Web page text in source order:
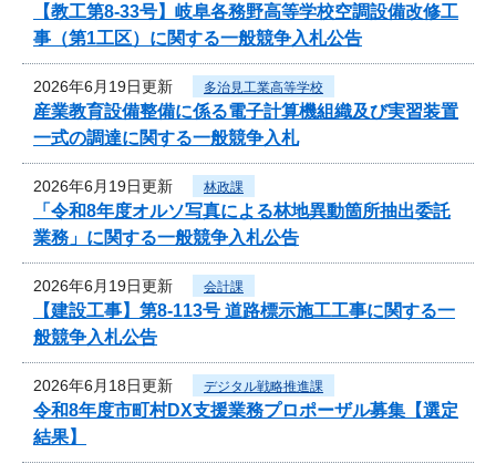
【教工第8-33号】岐阜各務野高等学校空調設備改修工
事（第1工区）に関する一般競争入札公告
2026年6月19日更新 多治見工業高等学校
産業教育設備整備に係る電子計算機組織及び実習装置
一式の調達に関する一般競争入札
2026年6月19日更新 林政課
「令和8年度オルソ写真による林地異動箇所抽出委託
業務」に関する一般競争入札公告
2026年6月19日更新 会計課
【建設工事】第8-113号 道路標示施工工事に関する一
般競争入札公告
2026年6月18日更新 デジタル戦略推進課
令和8年度市町村DX支援業務プロポーザル募集【選定
結果】